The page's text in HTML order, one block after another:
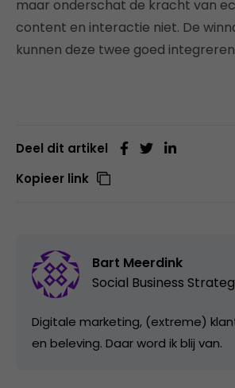
maar onderschat de kracht van
content en interactie niet. De
kunnen deze twee goed
Deel dit artikel
Kopieer link
Bart Meerdink
Social Business
Digitale marketing, (extreme)
en beleving. Daar word ik blij van.